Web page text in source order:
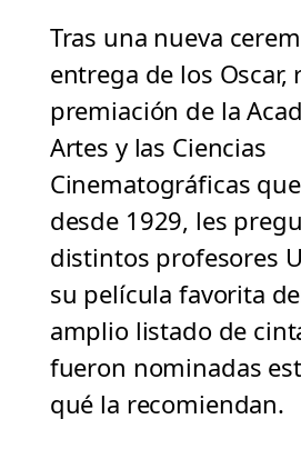
Tras una nueva
entrega de los Oscar,
premiación de la
Artes y las Ciencias
Cinematográficas
desde 1929, les
distintos profesores
su película favorita
amplio listado de
fueron nominadas
qué la recomiendan.